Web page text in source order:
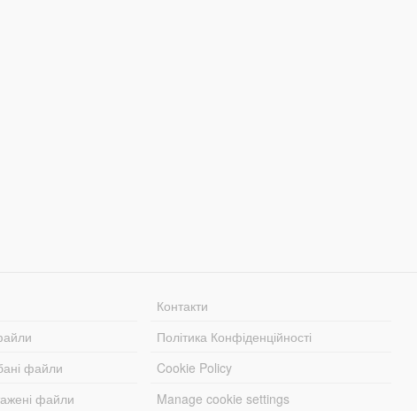
файли
файли
Контакти
Політика Конфіденційності
Cookie Policy
Manage cookie settings